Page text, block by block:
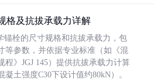
格及抗拔承载力详解
锚栓的尺寸规格和抗拔承载力，包
等参数，并依据专业标准（如《混
程》JGJ 145）提供抗拔承载力计算
土强度C30下设计值约80kN）。